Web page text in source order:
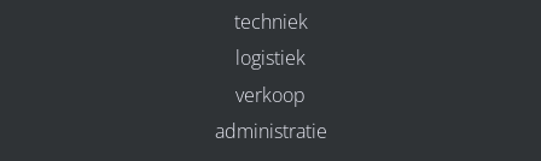
techniek
logistiek
verkoop
administratie